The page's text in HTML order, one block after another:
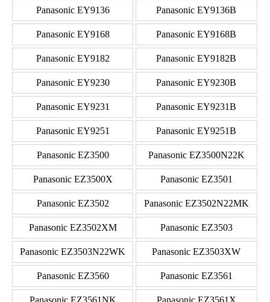
Panasonic EY9136 Panasonic EY9136B
Panasonic EY9168 Panasonic EY9168B
Panasonic EY9182 Panasonic EY9182B
Panasonic EY9230 Panasonic EY9230B
Panasonic EY9231 Panasonic EY9231B
Panasonic EY9251 Panasonic EY9251B
Panasonic EZ3500 Panasonic EZ3500N22K
Panasonic EZ3500X Panasonic EZ3501
Panasonic EZ3502 Panasonic EZ3502N22MK
Panasonic EZ3502XM Panasonic EZ3503
Panasonic EZ3503N22WK Panasonic EZ3503XW
Panasonic EZ3560 Panasonic EZ3561
Panasonic EZ3561NK Panasonic EZ3561X